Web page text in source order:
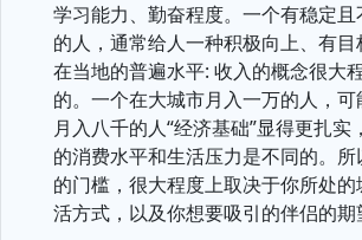
学习能力、勤奋程度。一个有稳定且
的人，通常给人一种积极向上、有目
在当地的普遍水平: 收入的概念很大
的。一个在大城市月入一万的人，
月入八千的人“经济基础”显得更扎实
的消费水平和生活压力是不同的。所
的门槛，很大程度上取决于你所处
活方式，以及你想要吸引的伴侣的期